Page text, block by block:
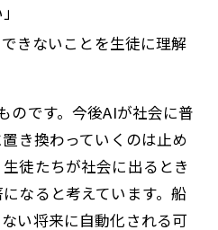
できないことを生徒に理解
のです。今後AIが社会に普
き換わっていくのは止め
徒たちが社会に出るとき
なると考えています。船
い将来に自動化される可